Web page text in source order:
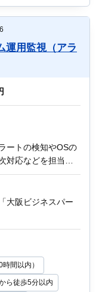
じて現場へ出社
（運用保守メンバ
）
が落ち着いていれ
ございます。
軽にご相談くださ
運用監視（アラ
ートの検知やOSの
対応などを担当い
検知
レーション
大阪ビジネスパー
間以内）
ら徒歩5分以内